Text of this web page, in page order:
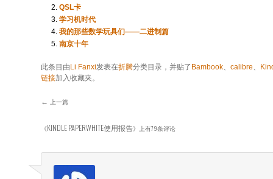
QSL卡
学习机时代
我的那些数学玩具们——二进制篇
南京十年
此条目由 Li Fanxi发表在折腾分类目录，并贴了 Bambook、calibre、
链接加入收藏夹。
文章导航
← 上一篇
《KINDLE PAPERWHITE使用报告》上有79条评论